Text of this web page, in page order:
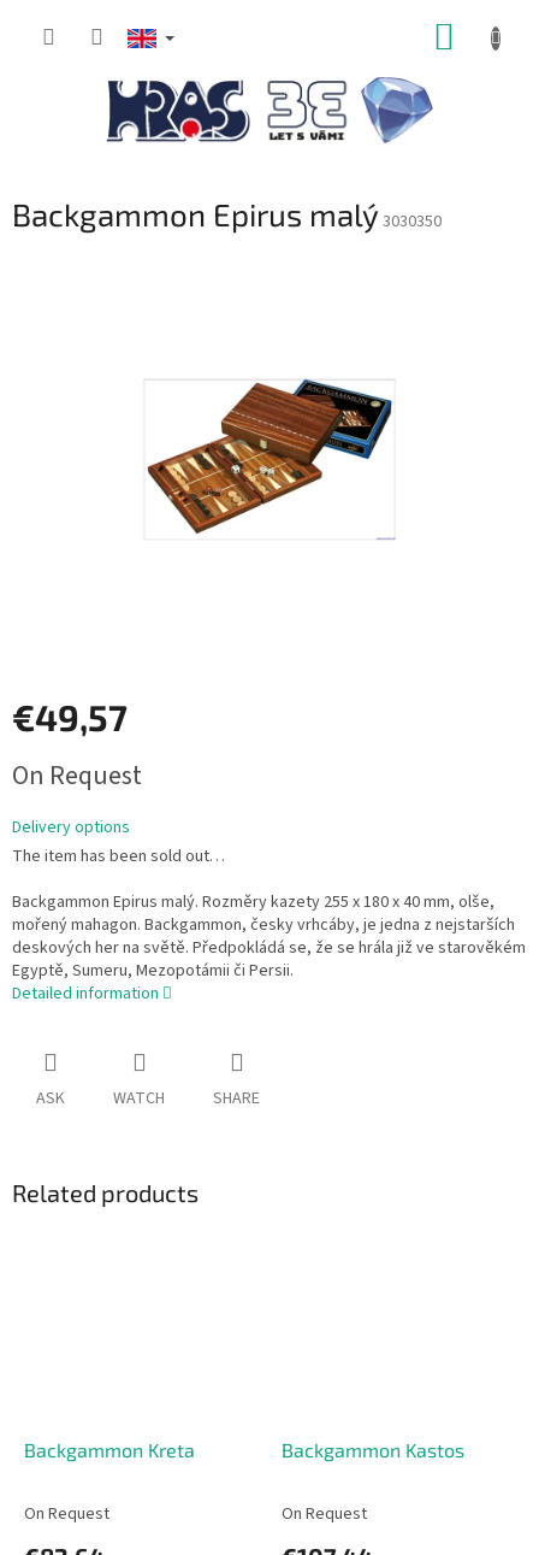
Backgammon Epirus malý 3030350
€49,57
price:
On Request
Delivery options
The item has been sold out…
Backgammon Epirus malý. Rozměry kazety 255 x 180 x 40 mm, olše,
mořený mahagon. Backgammon, česky vrhcáby, je jedna z nejstarších
deskových her na světě. Předpokládá se, že se hrála již ve starověkém
Egyptě, Sumeru, Mezopotámii či Persii.
Detailed information
ASK WATCH SHARE
Related products
Backgammon Kreta
On Request
Backgammon Kastos
On Request